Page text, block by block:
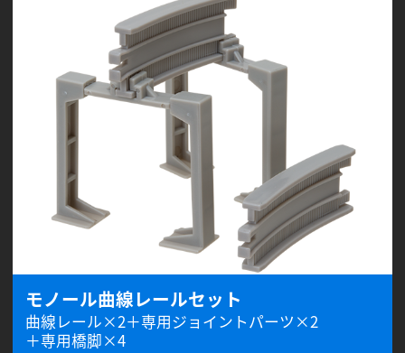
モノール曲線レールセット
曲線レール×2＋専用ジョイントパーツ×2
＋専用橋脚×4